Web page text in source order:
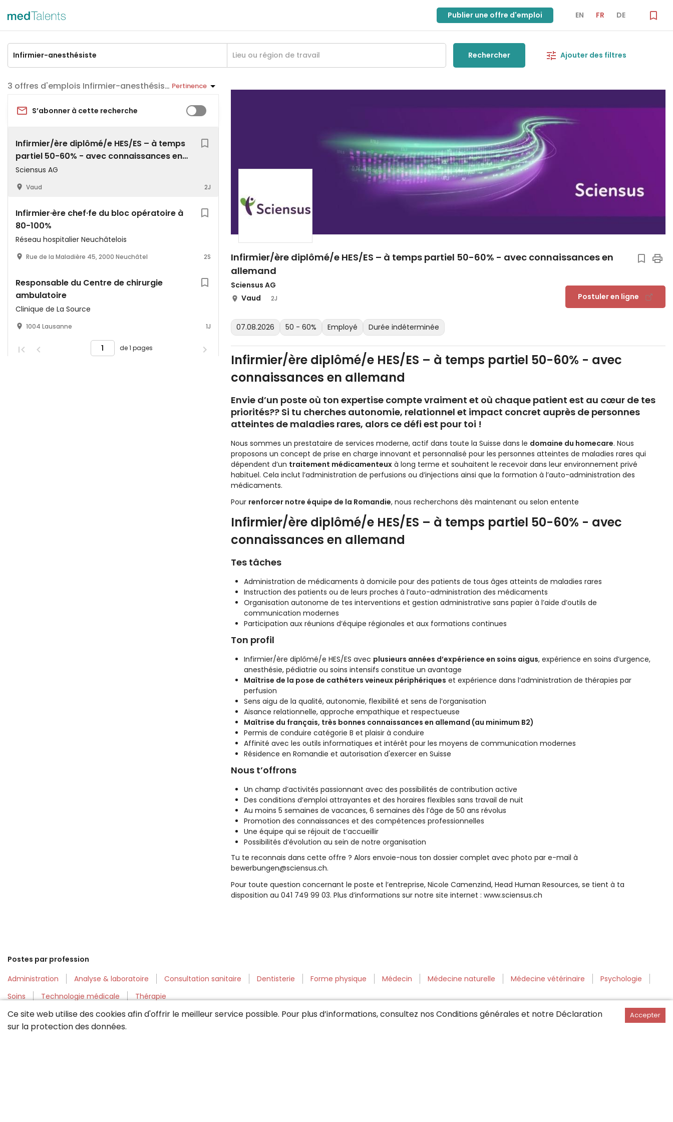
Publier une offre d'emploi EN FR DE
Rechercher Ajouter des filtres
offres d'emplois Infirmier-anesthésiste Pertinence
S’abonner à cette recherche
Infirmier/ère diplômé/e HES/ES – à temps
partiel 50-60% - avec connaissances en
allemand
Sciensus AG
Vaud 2J
Infirmier·ère chef·fe du bloc opératoire à
80-100%
Réseau hospitalier Neuchâtelois
Rue de la Maladière 45, 2000 Neuchâtel 2S
Responsable du Centre de chirurgie
ambulatoire
Clinique de La Source
1004 Lausanne 1J
de 1 pages
Infirmier/ère diplômé/e HES/ES – à temps partiel 50-60% - avec connaissances en
allemand
Sciensus AG
Vaud
2J Postuler en ligne
07.08.2026 50 - 60% Employé Durée indéterminée
Infirmier/ère diplômé/e HES/ES – à temps partiel 50-60% - avec
connaissances en allemand
Envie d’un poste où ton expertise compte vraiment et où chaque patient est au cœur de tes
priorités?? Si tu cherches autonomie, relationnel et impact concret auprès de personnes
atteintes de maladies rares, alors ce défi est pour toi !
Nous sommes un prestataire de services moderne, actif dans toute la Suisse dans le domaine du homecare. Nous
proposons un concept de prise en charge innovant et personnalisé pour les personnes atteintes de maladies rares qui
dépendent d’un traitement médicamenteuxà long terme et souhaitent le recevoir dans leur environnement privé
habituel. Cela inclut l’administration de perfusions ou d’injections ainsi que la formation à l’auto-administration des
médicaments.
Pour renforcer notre équipe de la Romandie, nous recherchons dès maintenant ou selon entente
Infirmier/ère diplômé/e HES/ES – à temps partiel 50-60% - avec
connaissances en allemand
Tes tâches
Administration de médicaments à domicile pour des patients de tous âges atteints de maladies rares
Instruction des patients ou de leurs proches à l’auto-administration des médicaments
Organisation autonome de tes interventions et gestion administrative sans papier à l’aide d’outils de
communication modernes
Participation aux réunions d’équipe régionales et aux formations continues
Ton profil
Infirmier/ère diplômé/e HES/ES avec plusieurs années d’expérience en soins aigus, expérience en soins d’urgence,
anesthésie, pédiatrie ou soins intensifs constitue un avantage
Maîtrise de la pose de cathéters veineux périphériques et expérience dans l’administration de thérapies par
perfusion
Sens aigu de la qualité, autonomie, flexibilité et sens de l’organisation
Aisance relationnelle, approche empathique et respectueuse
Maîtrise du français, très bonnes connaissances en allemand (au minimum B2)
Permis de conduire catégorie B et plaisir à conduire
Affinité avec les outils informatiques et intérêt pour les moyens de communication modernes
Résidence en Romandie et autorisation d'exercer en Suisse
Nous t’offrons
Un champ d’activités passionnant avec des possibilités de contribution active
Des conditions d’emploi attrayantes et des horaires flexibles sans travail de nuit
Au moins 5 semaines de vacances, 6 semaines dès l’âge de 50 ans révolus
Promotion des connaissances et des compétences professionnelles
Une équipe qui se réjouit de t’accueillir
Possibilités d’évolution au sein de notre organisation
Tu te reconnais dans cette offre ? Alors envoie-nous ton dossier complet avec photo par e-mail à
bewerbungen@sciensus.ch.
Pour toute question concernant le poste et l’entreprise, Nicole Camenzind, Head Human Resources, se tient à ta
disposition au 041 749 99 03. Plus d’informations sur notre site internet : www.sciensus.ch
Postes par profession
Administration
Analyse & laboratoire Consultation sanitaire Dentisterie Forme physique Médecin Médecine naturelle Médecine vétérinaire
Psychologie
Soins
Technologie médicale Thérapie
Postes par régions
Ce site web utilise des cookies afin d'offrir le meilleur service possible. Pour plus d’informations, consultez nos Conditions générales et notre Déclaration
sur la protection des données.
Accepter